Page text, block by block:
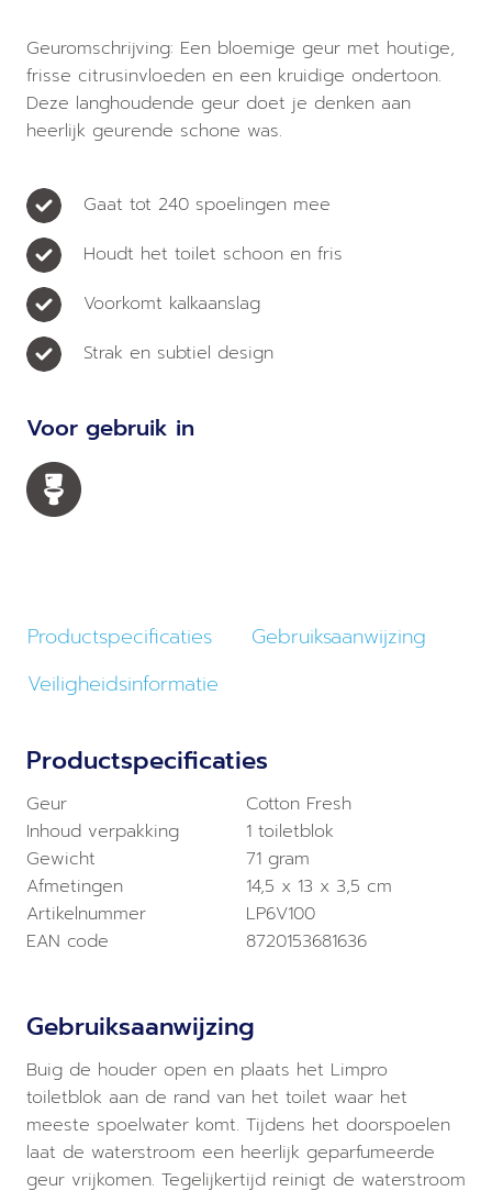
Geuromschrijving: Een bloemige geur met houtige,
frisse citrusinvloeden en een kruidige ondertoon.
Deze langhoudende geur doet je denken aan
heerlijk geurende schone was.
Gaat tot 240 spoelingen mee
Houdt het toilet schoon en fris
Voorkomt kalkaanslag
Strak en subtiel design
Voor gebruik in
Productspecificaties
Gebruiksaanwijzing
Veiligheidsinformatie
Productspecificaties
Geur
Cotton Fresh
Inhoud verpakking
1 toiletblok
Gewicht
71 gram
Afmetingen
14,5 x 13 x 3,5 cm
Artikelnummer
LP6V100
EAN code
8720153681636
Gebruiksaanwijzing
Buig de houder open en plaats het Limpro
toiletblok aan de rand van het toilet waar het
meeste spoelwater komt. Tijdens het doorspoelen
laat de waterstroom een heerlijk geparfumeerde
geur vrijkomen. Tegelijkertijd reinigt de waterstroom